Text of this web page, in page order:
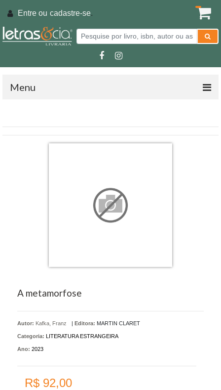
Entre ou cadastre-se.
Menu
A metamorfose
Autor: Kafka, Franz | Editora: MARTIN CLARET
Categoria: LITERATURA ESTRANGEIRA
Ano: 2023
R$ 92,00